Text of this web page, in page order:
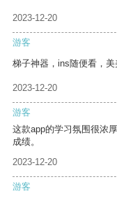
2023-12-20
游客
梯子神器，ins随便看，美
2023-12-20
游客
这款app的学习氛围很浓
成绩。
2023-12-20
游客